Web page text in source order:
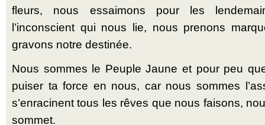
fleurs, nous essaimons pour les
l’inconscient qui nous lie, nous prenons
gravons notre destinée.
Nous sommes le Peuple Jaune et pour peu
puiser ta force en nous, car nous sommes
s’enracinent tous les rêves que nous faisons,
sommet.